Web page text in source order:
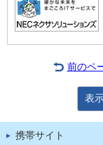
前のペ
表
携帯サイト